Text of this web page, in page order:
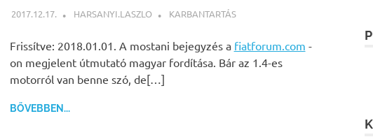
2017.12.17. HARSANYI.LASZLO KARBANTARTÁS
Frissítve: 2018.01.01. A mostani bejegyzés a fiatforum.com -
on megjelent útmutató magyar fordítása. Bár az 1.4-es
motorról van benne szó, de[…]
BŐVEBBEN...